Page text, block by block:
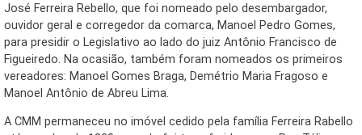
José Ferreira Rebello, que foi nomeado pelo desembargador,
ouvidor geral e corregedor da comarca, Manoel Pedro Gomes,
para presidir o Legislativo ao lado do juiz Antônio Francisco de
Figueiredo. Na ocasião, também foram nomeados os primeiros
vereadores: Manoel Gomes Braga, Demétrio Maria Fragoso e
Manoel Antônio de Abreu Lima.
A CMM permaneceu no imóvel cedido pela família Ferreira Rabello